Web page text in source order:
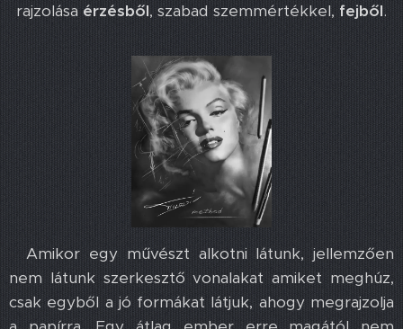
rajzolásaérzésből, szabad szemmértékkel, fejből.
Amikor egy művészt alkotni látunk, jellemzően
nem látunk szerkesztő vonalakat amiket meghúz,
csak egyből a jó formákat látjuk, ahogy megrajzolja